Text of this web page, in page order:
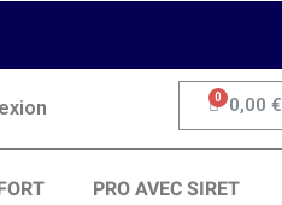
0,00 €
PRO AVEC SIRET